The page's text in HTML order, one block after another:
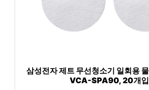
삼성전자 제트 무선청소기 일회용
VCA-SPA90, 20개입